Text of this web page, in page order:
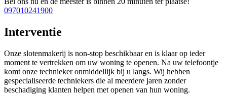
097010241900
Interventie
Onze slotenmakerij is non-stop beschikbaar en is klaar op ieder
moment te vertrekken om uw woning te openen. Na uw telefoontje
komt onze technieker onmiddellijk bij u langs. Wij hebben
gespecialiseerde techniekers die al meerdere jaren zonder
beschadiging klanten helpen met openen van hun woning.